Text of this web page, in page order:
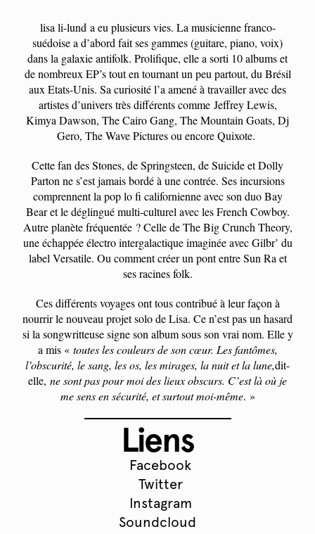
lisa li-lund a eu plusieurs vies. La musicienne franco-
suédoise a d’abord fait ses gammes (guitare, piano, voix)
dans la galaxie antifolk. Prolifique, elle a sorti 10 albums et
de nombreux EP’s tout en tournant un peu partout, du Brésil
aux Etats-Unis. Sa curiosité l’a amené à travailler avec des
artistes d’univers très différents commeJeffrey Lewis,
Kimya Dawson, The Cairo Gang, The Mountain Goats, Dj
Gero, The Wave Pictures ou encore Quixote.
Cette fan des Stones, de Springsteen, de Suicide et Dolly
Parton ne s’est jamais bordé à une contrée. Ses incursions
comprennent la pop lo fi californienne avec son duo Bay
Bear et le déglingué multi-culturel avec les French Cowboy.
Autre planète fréquentée ? Celle de The Big Crunch Theory,
une échappée électro intergalactique imaginée avec Gilbr’ du
label Versatile. Ou comment créer un pont entre Sun Ra et
ses racines folk.
Ces différents voyages ont tous contribué à leur façon à
nourrir le nouveau projet solo de Lisa. Ce n’est pas un hasard
si la songwritteuse signe son album sous son vrai nom. Elle y
a mis «toutes les couleurs de son cœur. Les fantômes,
l’obscurité, le sang, les os, les mirages, la nuit et la lune,dit-
elle, ne sont pas pour moi des lieux obscurs. C’est là où je
me sens en sécurité, et surtout moi-même. »
Liens
Facebook
Twitter
Instagram
Soundcloud